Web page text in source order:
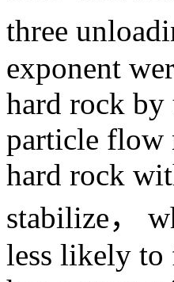
升高由陡倾
型卸荷随围
关键词:硬
颗粒流
Abstract:In